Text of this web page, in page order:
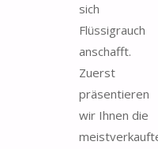
sich
Flüssigrauch
anschafft.
Zuerst
präsentieren
wir Ihnen die